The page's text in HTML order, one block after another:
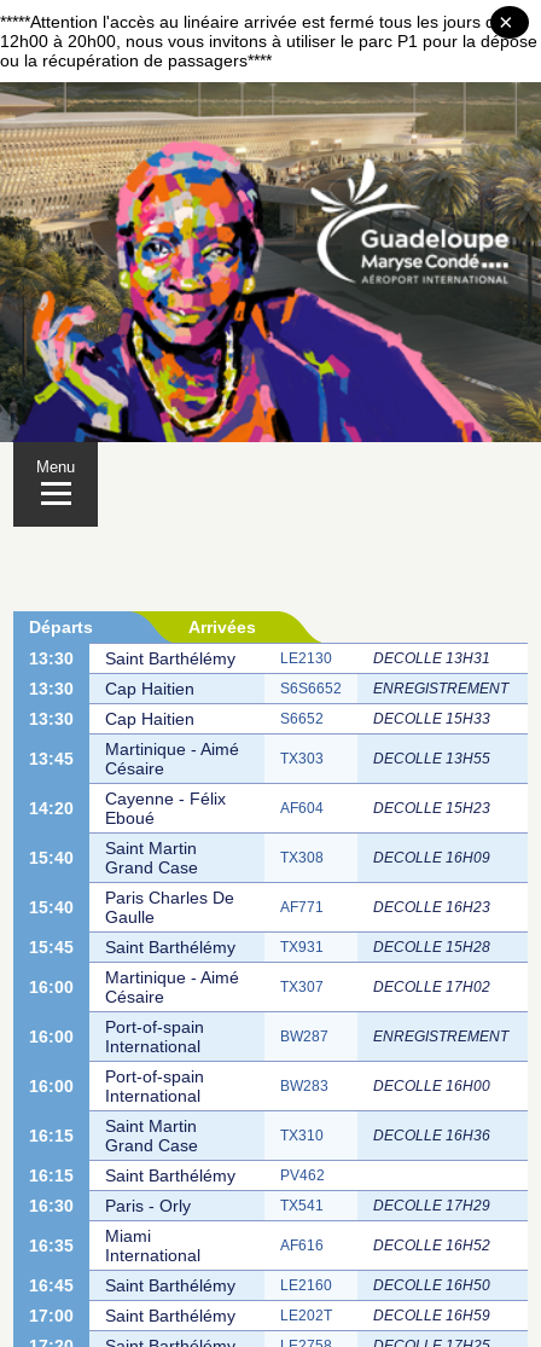
*****Attention l'accès au linéaire arrivée est fermé tous les jours de
12h00 à 20h00, nous vous invitons à utiliser le parc P1 pour la dépose
ou la récupération de passagers****
×
Menu
Départs
Arrivées
13:30
Saint Barthélémy LE2130 DECOLLE 13H31
13:30 Cap Haitien S6S6652 ENREGISTREMENT
13:30 Cap Haitien S6652 DECOLLE 15H33
13:45
Martinique - Aimé
Césaire
TX303 DECOLLE 13H55
14:20
Cayenne - Félix
Eboué
AF604 DECOLLE 15H23
15:40
Saint Martin
Grand Case
TX308 DECOLLE 16H09
15:40
Paris Charles De
Gaulle
AF771 DECOLLE 16H23
15:45 Saint Barthélémy TX931 DECOLLE 15H28
16:00
Martinique - Aimé
Césaire
TX307 DECOLLE 17H02
16:00
Port-of-spain
International
BW287 ENREGISTREMENT
16:00
Port-of-spain
International
BW283 DECOLLE 16H00
16:15
Saint Martin
Grand Case
TX310 DECOLLE 16H36
16:15 Saint Barthélémy PV462
16:30 Paris - Orly TX541 DECOLLE 17H29
16:35
Miami
International
AF616 DECOLLE 16H52
16:45 Saint Barthélémy LE2160 DECOLLE 16H50
17:00 Saint Barthélémy LE202T DECOLLE 16H59